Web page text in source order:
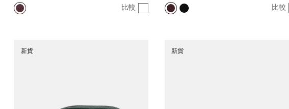
比較 比較
新貨 新貨